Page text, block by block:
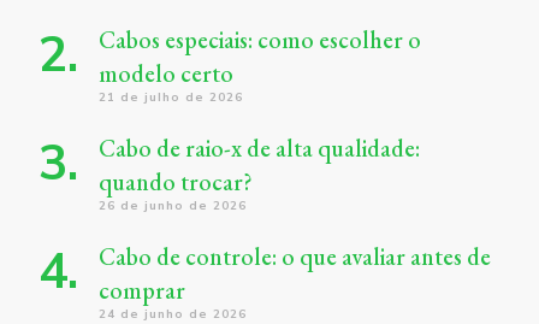
Cabos especiais: como escolher o
modelo certo
21 de julho de 2026
Cabo de raio-x de alta qualidade:
quando trocar?
26 de junho de 2026
Cabo de controle: o que avaliar antes de
comprar
24 de junho de 2026